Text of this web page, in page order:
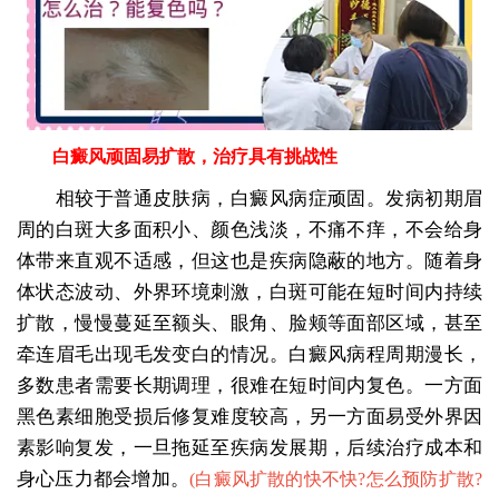
白癜风顽固易扩散，治疗具有挑战性
相较于普通皮肤病，白癜风病症顽固。发病初期眉
周的白斑大多面积小、颜色浅淡，不痛不痒，不会给身
体带来直观不适感，但这也是疾病隐蔽的地方。随着身
体状态波动、外界环境刺激，白斑可能在短时间内持续
扩散，慢慢蔓延至额头、眼角、脸颊等面部区域，甚至
牵连眉毛出现毛发变白的情况。白癜风病程周期漫长，
多数患者需要长期调理，很难在短时间内复色。一方面
黑色素细胞受损后修复难度较高，另一方面易受外界因
素影响复发，一旦拖延至疾病发展期，后续治疗成本和
身心压力都会增加。(白癜风扩散的快不快?怎么预防扩散?